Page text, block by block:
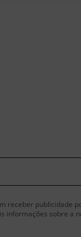
receber publicidade
informações sobre a